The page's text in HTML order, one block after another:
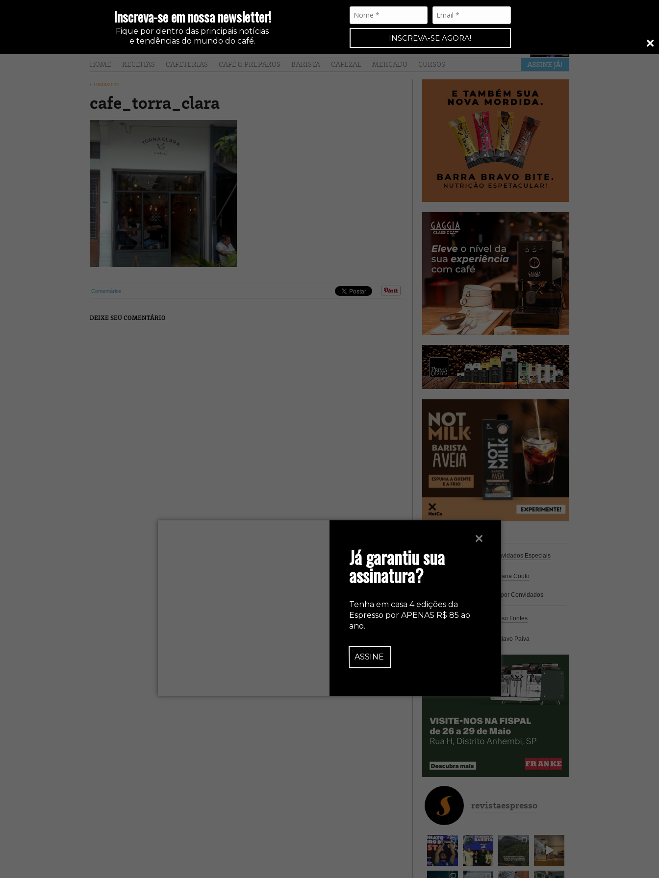
Já garantiu sua
assinatura?
Tenha em casa 4 edições da
Espresso por APENAS R$ 85 ao
ano.
ASSINE
Inscreva-se em nossa newsletter!
Fique por dentro das principais notícias
e tendências do mundo do café.
INSCREVA-SE AGORA!
•NAS BANCAS
HOME RECEITAS CAFETERIAS CAFÉ & PREPAROS BARISTA CAFEZAL MERCADO ASSINE JÁ!
CURSOS
• 19/03/2015
cafe_torra_clara
Comentários
DEIXE SEU COMENTÁRIO
Espresso
Coluna Café por Convidados Especiais
por Cristiana Couto
por Convidados
Especiais
Análisepor Caio Alonso Fontes
por Gustavo Paiva
revistaespresso